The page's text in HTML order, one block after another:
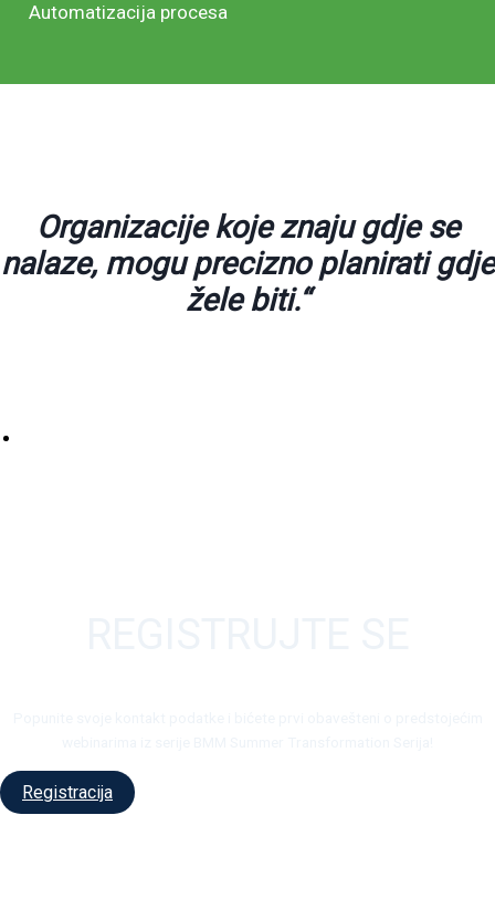
Automatizacija procesa
Organizacije koje znaju gdje se
nalaze, mogu precizno planirati gdje
žele biti.“
Registracija